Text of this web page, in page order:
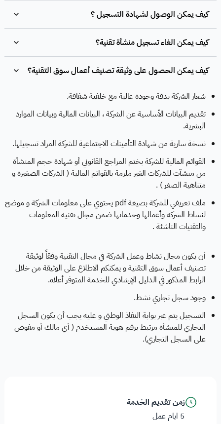
زمن تقديم الخدمة
5 ايام عمل
كيف يمكن الوصول لشهادة التسجيل ؟
كيف يمكن الغاء تسجيل منشأة تقنية؟
كيف يمكن الحصول على وثيقة تصنيف أعمال سوق التقنية؟
شعار الشركة بدقة وجودة عالية مع خلفية شفافة.
تقديم البيانات الأساسية عن الشركة ، البيانات المالية وبيانات الموارد
البشرية.
نسخة سارية من شهادة التأمينات الاجتماعية للشركة المراد تسجيلها.
القوائم المالية للشركة بختم المراجع القانوني أو شهادة حجم المنشأة
من منشآت للشركات الغير ملزمة بالقوائم المالية ( الشركات الصغيرة و
متناهية الصغر ) .
ملف تعريفي للشركة بصيغة pdf يحتوي على معلومات الشركة و موضح
لنشاط الشركة وأعمالها وخدماتها ضمن مجال تقنية المعلومات
والتقنيات الناشئة .
أن يكون مجال نشاط وعمل الشركة في مجال التقنية وفقاً لوثيقة
تصنيف أعمال سوق التقنية و يمكنكم الاطلاع على الوثيقة من خلال
الرابط المذكور في الدليل الإرشادي للخدمة المتوفر أعلاه.
وجود سجل تجاري نشط.
التسجيل يتم عبر بوابة النفاذ الوطني و عليه يجب أن يكون السجل
التجاري للمنشأة مرتبط برقم هوية المستخدم ( أي مالك أو مفوض
على السجل التجاري).